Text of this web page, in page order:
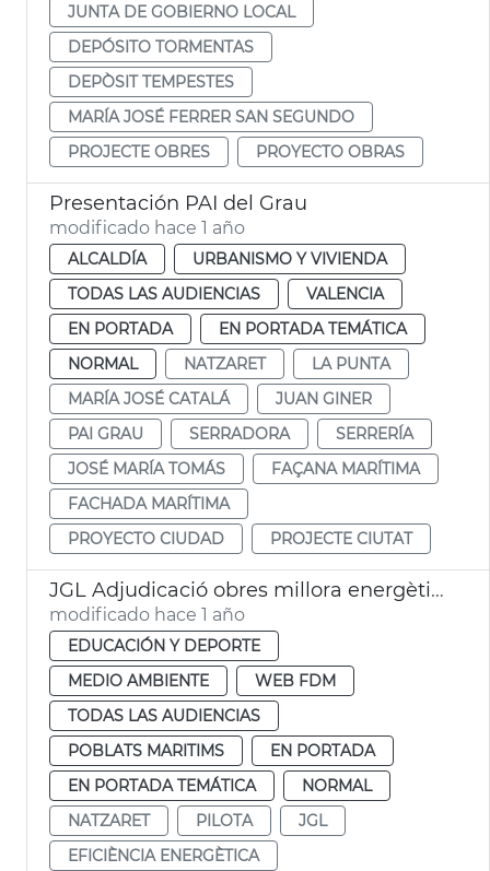
JUNTA DE GOBIERNO LOCAL
DEPÓSITO TORMENTAS
DEPÒSIT TEMPESTES
MARÍA JOSÉ FERRER SAN SEGUNDO
PROJECTE OBRES
PROYECTO OBRAS
Presentación PAI del Grau
modificado hace 1 año
ALCALDÍA
URBANISMO Y VIVIENDA
TODAS LAS AUDIENCIAS
VALENCIA
EN PORTADA
EN PORTADA TEMÁTICA
NORMAL
NATZARET
LA PUNTA
MARÍA JOSÉ CATALÁ
JUAN GINER
PAI GRAU
SERRADORA
SERRERÍA
JOSÉ MARÍA TOMÁS
FAÇANA MARÍTIMA
FACHADA MARÍTIMA
PROYECTO CIUDAD
PROJECTE CIUTAT
JGL Adjudicació obres millora energètica Centre Tecnificació Pilota Natzaret València
modificado hace 1 año
EDUCACIÓN Y DEPORTE
MEDIO AMBIENTE
WEB FDM
TODAS LAS AUDIENCIAS
POBLATS MARITIMS
EN PORTADA
EN PORTADA TEMÁTICA
NORMAL
NATZARET
PILOTA
JGL
EFICIÈNCIA ENERGÈTICA